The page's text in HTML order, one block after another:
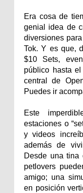
Era cosa de
genial idea de
diversiones
Tok. Y es que,
$10 Sets,
público hasta
central de
Puedes ir
Este
estaciones o
y videos
además de
Desde una tina
petlovers
amigo; una
en posición